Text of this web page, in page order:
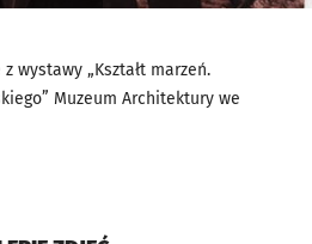
wystawy „Kształt marzeń.
Muzeum Architektury we